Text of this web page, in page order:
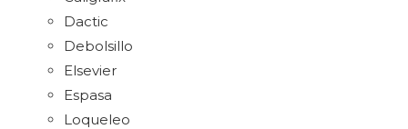
Dactic
Debolsillo
Elsevier
Espasa
Loqueleo